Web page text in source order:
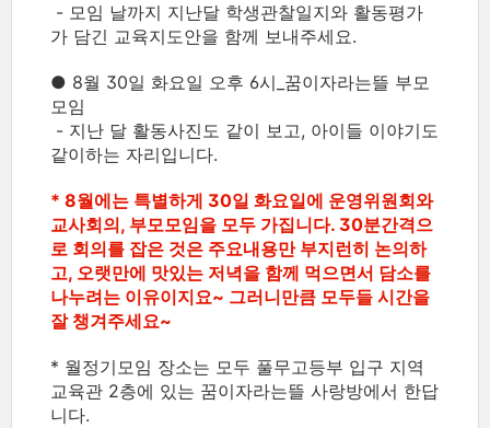
- 모임 날까지 지난달 학생관찰일지와 활동평가
가 담긴 교육지도안을 함께 보내주세요.
● 8월 30일 화요일 오후 6시_꿈이자라는뜰 부모
모임
- 지난 달 활동사진도 같이 보고, 아이들 이야기도
같이하는 자리입니다.
* 8월에는 특별하게 30일 화요일에 운영위원회와
교사회의, 부모모임을 모두 가집니다. 30분간격으
로 회의를 잡은 것은 주요내용만 부지런히 논의하
고, 오랫만에 맛있는 저녁을 함께 먹으면서 담소를
나누려는 이유이지요~ 그러니만큼 모두들 시간을
잘 챙겨주세요~
* 월정기모임 장소는 모두 풀무고등부 입구 지역
교육관 2층에 있는 꿈이자라는뜰 사랑방에서 한답
니다.